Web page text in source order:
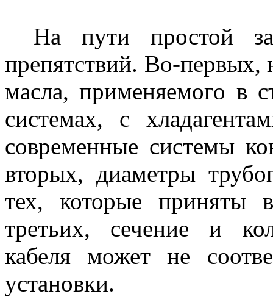
На пути простой
препятствий. Во-первых,
масла, применяемого в
системах, с
современные системы
вторых, диаметры
тех, которые приняты
третьих, сечение и
кабеля может не
установки.